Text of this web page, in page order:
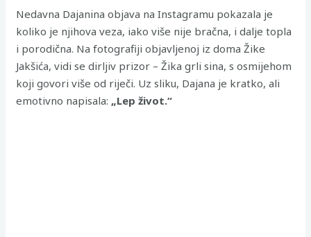
Nedavna Dajanina objava na Instagramu pokazala je
koliko je njihova veza, iako više nije bračna, i dalje topla
i porodična. Na fotografiji objavljenoj iz doma Žike
Jakšića, vidi se dirljiv prizor – Žika grli sina, s osmijehom
koji govori više od riječi. Uz sliku, Dajana je kratko, ali
emotivno napisala: „Lep život.“